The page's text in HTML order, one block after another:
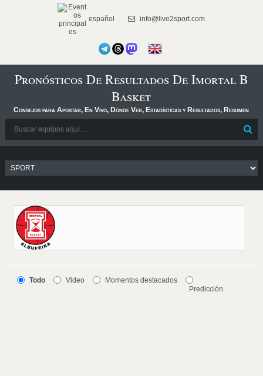
español info@live2sport.com
Pronósticos De Resultados De Imortal B
Basket
Consejos para Apostar, En Vivo, Dónde Ver, Estadísticas y Resultados, Resumen
Todo Video
Momentos destacados
Predicción